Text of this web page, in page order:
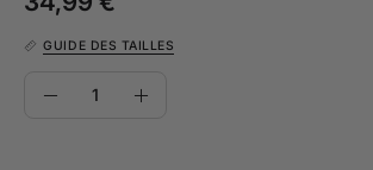
GUIDE DES TAILLES
Quantité
Diminuer
Augmenter